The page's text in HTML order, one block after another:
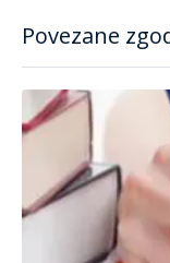
Povezane